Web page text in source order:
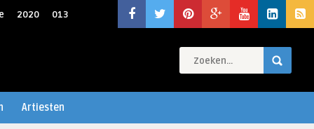
2020 013
Artiesten